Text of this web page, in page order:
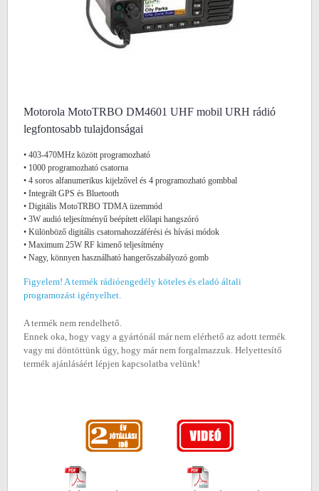
Motorola MotoTRBO DM4601 UHF mobil URH rádió
legfontosabb tulajdonságai
• 403-470MHz között programozható
• 1000 programozható csatorna
• 4 soros alfanumerikus kijelzővel és 4 programozható gombbal
• Integrált GPS és Bluetooth
• Digitális MotoTRBO TDMA üzemmód
• 3W audió teljesítményű beépített előlapi hangszóró
• Különböző digitális csatornahozzáférési és hívási módok
• Maximum 25W RF kimenő teljesítmény
• Nagy, könnyen használható hangerőszabályozó gomb
Figyelem! A termék rádióengedély köteles és eladó általi
programozást igényelhet.
A termék nem rendelhető.
Ennek oka, hogy vagy a gyártónál már nem elérhető az adott termék
vagy mi döntöttünk úgy, hogy már nem forgalmazzuk. Helyettesítő
termék ajánlásáért lépjen kapcsolatba velünk!